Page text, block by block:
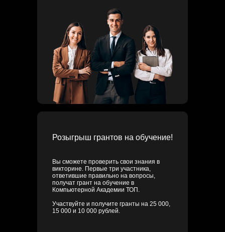
Вы сможете проверить свои знания в
викторине. Первые три участника,
ответившие правильно на вопросы,
получат грант на обучение в
Компьютерной Академии ТОП.
Участвуйте и получите гранты на 25 000,
15 000 и 10 000 рублей.
Розыгрыш грантов на обучение!